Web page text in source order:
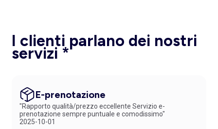
I clienti parlano dei nostri
servizi *
E-prenotazione
"Rapporto qualità/prezzo eccellente Servizio e-
prenotazione sempre puntuale e comodissimo"
2025-10-01